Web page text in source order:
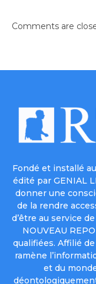
Comments are
Fondé et installé
édité par GENIAL
donner une
de la rendre
d’être au service
NOUVEAU
qualifiées. Affilié de
ramène
et du